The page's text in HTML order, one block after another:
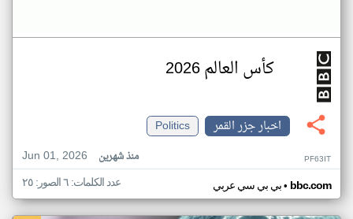
كأس العالم 2026
اخبار جزر القمر
Politics
Jun 01, 2026
منذ شهرين PF63IT
بي بي سي عربي• bbc.com عدد الكلمات: ٦ الصور: ٢٥